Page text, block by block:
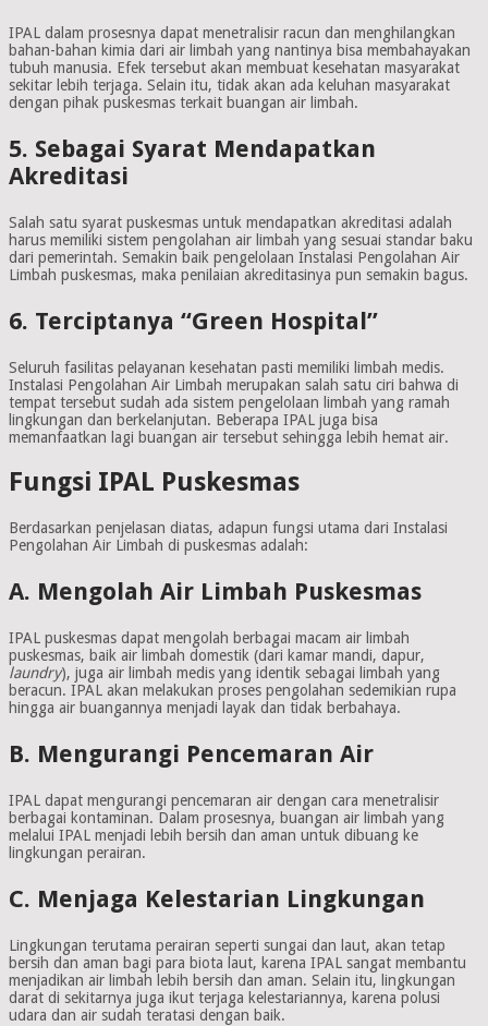
IPAL dalam prosesnya dapat menetralisir racun dan menghilangkan
bahan-bahan kimia dari air limbah yang nantinya bisa membahayakan
tubuh manusia. Efek tersebut akan membuat kesehatan masyarakat
sekitar lebih terjaga. Selain itu, tidak akan ada keluhan masyarakat
dengan pihak puskesmas terkait buangan air limbah.
5. Sebagai Syarat Mendapatkan
Akreditasi
Salah satu syarat puskesmas untuk mendapatkan akreditasi adalah
harus memiliki sistem pengolahan air limbah yang sesuai standar baku
dari pemerintah. Semakin baik pengelolaan Instalasi Pengolahan Air
Limbah puskesmas, maka penilaian akreditasinya pun semakin bagus.
6. Terciptanya “Green Hospital”
Seluruh fasilitas pelayanan kesehatan pasti memiliki limbah medis.
Instalasi Pengolahan Air Limbah merupakan salah satu ciri bahwa di
tempat tersebut sudah ada sistem pengelolaan limbah yang ramah
lingkungan dan berkelanjutan. Beberapa IPAL juga bisa
memanfaatkan lagi buangan air tersebut sehingga lebih hemat air.
Fungsi IPAL Puskesmas
Berdasarkan penjelasan diatas, adapun fungsi utama dari Instalasi
Pengolahan Air Limbah di puskesmas adalah:
A. Mengolah Air Limbah Puskesmas
IPAL puskesmas dapat mengolah berbagai macam air limbah
puskesmas, baik air limbah domestik (dari kamar mandi, dapur,
laundry), juga air limbah medis yang identik sebagai limbah yang
beracun. IPAL akan melakukan proses pengolahan sedemikian rupa
hingga air buangannya menjadi layak dan tidak berbahaya.
B. Mengurangi Pencemaran Air
IPAL dapat mengurangi pencemaran air dengan cara menetralisir
berbagai kontaminan. Dalam prosesnya, buangan air limbah yang
melalui IPAL menjadi lebih bersih dan aman untuk dibuang ke
lingkungan perairan.
C. Menjaga Kelestarian Lingkungan
Lingkungan terutama perairan seperti sungai dan laut, akan tetap
bersih dan aman bagi para biota laut, karena IPAL sangat membantu
menjadikan air limbah lebih bersih dan aman. Selain itu, lingkungan
darat di sekitarnya juga ikut terjaga kelestariannya, karena polusi
udara dan air sudah teratasi dengan baik.